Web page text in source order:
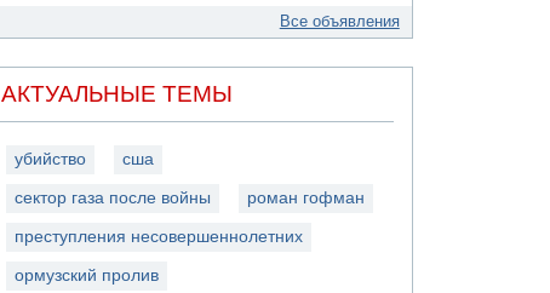
Все объявления
АКТУАЛЬНЫЕ ТЕМЫ
убийство сша
сектор газа после войны роман гофман
преступления несовершеннолетних
ормузский пролив